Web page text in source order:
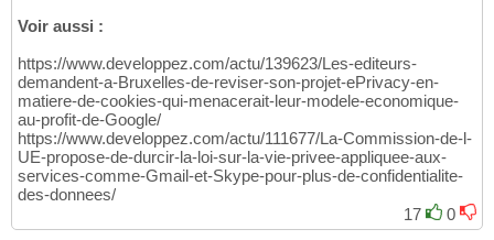
Voir aussi :
https://www.developpez.com/actu/139623/Les-editeurs-
demandent-a-Bruxelles-de-reviser-son-projet-ePrivacy-en-
matiere-de-cookies-qui-menacerait-leur-modele-economique-
au-profit-de-Google/
https://www.developpez.com/actu/111677/La-Commission-de-l-
UE-propose-de-durcir-la-loi-sur-la-vie-privee-appliquee-aux-
services-comme-Gmail-et-Skype-pour-plus-de-confidentialite-
des-donnees/
17
0